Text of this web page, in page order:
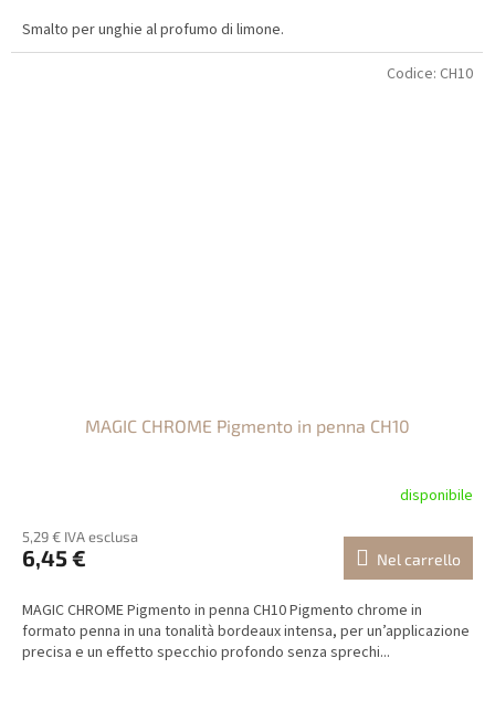
Smalto per unghie al profumo di limone.
MAGIC CHROME Pigmento in penna CH10
disponibile
5,29 € IVA esclusa
6,45 € Nel carrello
MAGIC CHROME Pigmento in penna CH10 Pigmento chrome in
formato penna in una tonalità bordeaux intensa, per un’applicazione
precisa e un effetto specchio profondo senza sprechi...
Codice: CH10